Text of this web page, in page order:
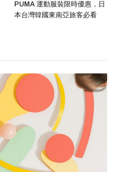
PUMA 運動服裝限時優惠，日
本台灣韓國東南亞旅客必看